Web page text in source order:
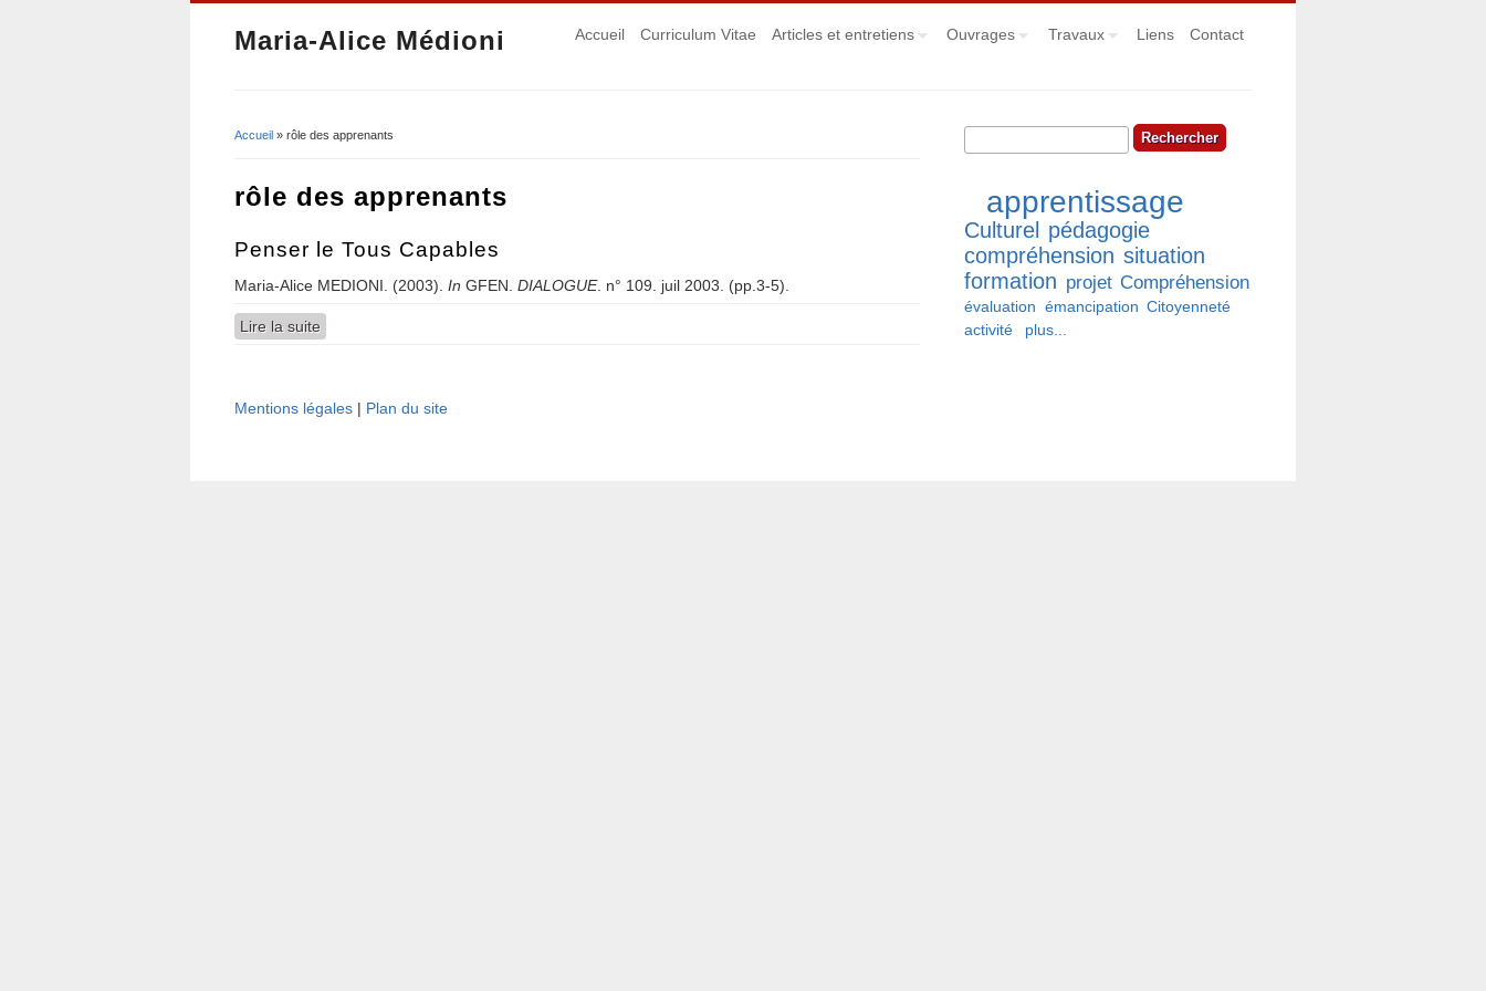
Maria-Alice Médioni Accueil Curriculum Vitae Articles et entretiens Ouvrages Travaux Liens Contact
Accueil » rôle des apprenants
rôle des apprenants
Penser le Tous Capables
Maria-Alice MEDIONI. (2003). In GFEN. DIALOGUE. n° 109. juil 2003. (pp.3-5).
Lire la suite
Formulaire de recherche
Rechercher
apprentissage
Culturel pédagogie
compréhension situation
formation projet Compréhension
évaluation émancipation Citoyenneté
activité
plus...
Mentions légales | Plan du site